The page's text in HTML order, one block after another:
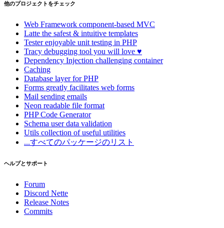
他のプロジェクトをチェック
Web Framework component-based MVC
Latte the safest & intuitive templates
Testerenjoyable unit testing in PHP
Tracy debugging tool you will love ♥
Dependency Injection challenging container
Caching
Database layer for PHP
Forms greatly facilitates web forms
Mail sending emails
Neon readable file format
PHP Code Generator
Schema user data validation
Utils collection of useful utilities
...すべてのパッケージのリスト
ヘルプとサポート
Forum
Discord Nette
Release Notes
Commits